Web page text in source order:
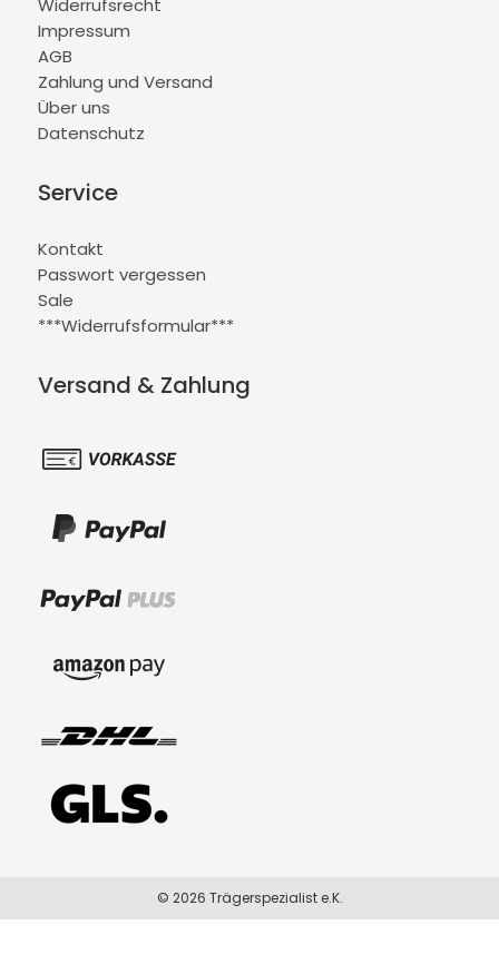
Impressum
AGB
Zahlung und Versand
Über uns
Datenschutz
Service
Kontakt
Passwort vergessen
Sale
***Widerrufsformular***
Versand & Zahlung
© 2026 Trägerspezialist e.K.